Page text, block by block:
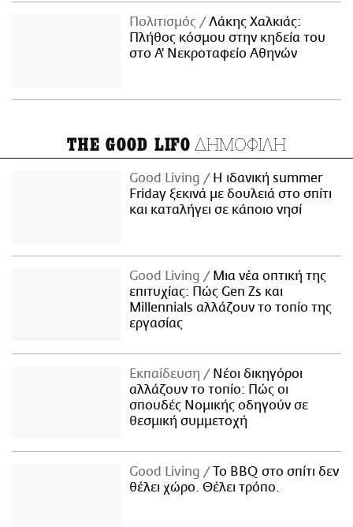
Πολιτισμός
Λάκης Χαλκιάς:
Πλήθος κόσμου στην κηδεία του
στο Α' Νεκροταφείο Αθηνών
THE GOOD LIFO ΔΗΜΟΦΙΛΗ
Good Living
Η ιδανική summer
Friday ξεκινά με δουλειά στο σπίτι
και καταλήγει σε κάποιο νησί
Good Living
Μια νέα οπτική της
επιτυχίας: Πώς Gen Zs και
Millennials αλλάζουν το τοπίο της
εργασίας
Εκπαίδευση
Νέοι δικηγόροι
αλλάζουν το τοπίο: Πώς οι
σπουδές Νομικής οδηγούν σε
θεσμική συμμετοχή
Good Living
Το BBQ στο σπίτι δεν
θέλει χώρο. Θέλει τρόπο.